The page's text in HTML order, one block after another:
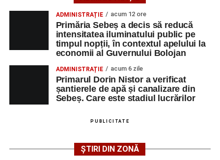
Corneliu Mureșan,
Președinte PSD Alba
Adaugă-ne ca sursă preferată
Urmărește-ne pe Google News
Ultimele știri din Sebeș
Primăria Sebeș a decis să reducă intensitatea
iluminatului public pe timpul nopții, în contextul
„De azi, Organizația Seniorilor Sociali Democrati Alba
oameni dedicați, experiență valoroasă și energie pentru
viitor. Seniorii organizației rămân exemplul de implicare,
ADMINISTRAȚIE acum 12 ore
Primăria Sebeș a decis să reducă
intensitatea iluminatului public pe
timpul nopții, în contextul apelului la
economii al Guvernului Bolojan
ADMINISTRAȚIE acum 6 zile
Primarul Dorin Nistor a verificat
șantierele de apă și canalizare din
Sebeș. Care este stadiul lucrărilor
PUBLICITATE
ȘTIRI DIN ZONĂ